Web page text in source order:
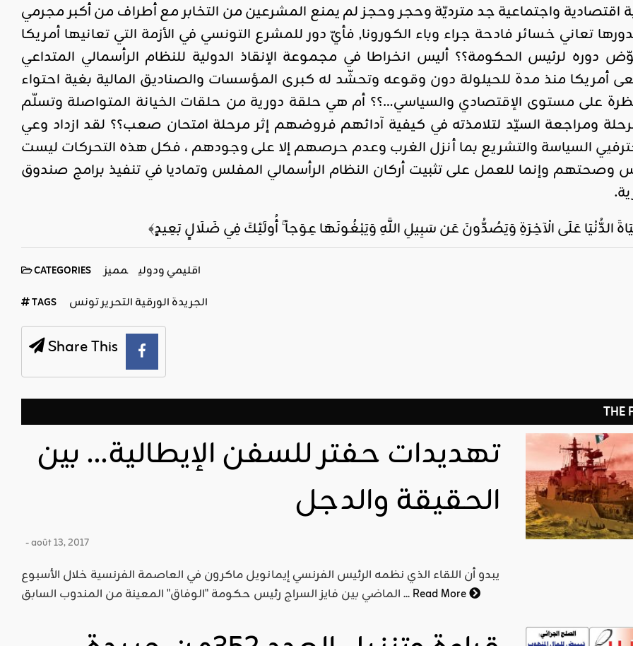
واجتماعية جد مترديّة وحجر وحجز لم يمنع المشرعين من التخابر مع أطراف من أكبر مجرمي
تعاني خسائر فادحة جراء وباء الكورونا, فأيّ دور للمشرع التونسي في الأزمة التي تعانيها أمريكا
دوره لرئيس الحكومة؟؟ أليس انخراطا في مجموعة الإنقاذ الدولية للنظام الرأسمالي المتداعي
أمريكا منذ مدة للحيلولة دون وقوعه وتحشّد له كبرى المؤسسات والصناديق المالية بغية احتواء
على مستوى الإقتصادي والسياسي…؟؟ أم هي حلقة دورية من حلقات الخيانة المتواصلة وتسلّم
ومراجعة السيّد لتلامذته في كيفية آدائهم فروضهم إثر مرحلة امتحان صعب؟؟ لقد ازداد وعي
السياسة والتشريع بما أنزل الغرب وعدم حرصهم إلا على وجودهم ، فكل هذه التحركات ليست
وصحتهم وإنما للعمل على تثبيت أركان النظام الرأسمالي المفلس وتماديا في تنفيذ برامج صندوق
الدُّنْيَا عَلَى الْآخِرَةِ وَيَصُدُّونَ عَن سَبِيلِ اللَّهِ وَيَبْغُونَهَا عِوَجاً ۚ أُولَٰئِكَ فِي ضَلَالٍ بَعِيدٍ﴾
CATEGORIES اقليمي ودولي مميز
TAGS الجريدة الورقية التحرير تونس
Share This
THE
تهديدات حفتر للسفن الإيطالية… بين
الحقيقة والدجل
- août 13, 2017
يبدو أن اللقاء الذي نظمه الرئيس الفرنسي إيمانويل ماكرون في العاصمة الفرنسية خلال الأسبوع
الماضي بين فايز السراج رئيس حكومة "الوفاق" المعينة من المندوب السابق ...Read More